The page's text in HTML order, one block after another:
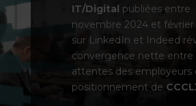
IT/Digital publiées entre
novembre 2024 et février
sur LinkedIn et Indeed
convergence nette entre
attentes des employeurs
positionnement de